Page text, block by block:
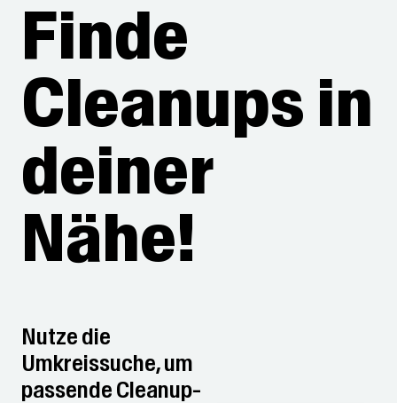
Finde
Cleanups in
deiner
Nähe!
Nutze die
Umkreissuche, um
passende Cleanup-